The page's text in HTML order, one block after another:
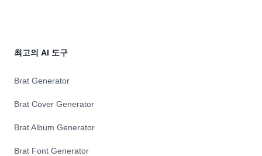
최고의 AI 도구
Brat Generator
Brat Cover Generator
Brat Album Generator
Brat Font Generator